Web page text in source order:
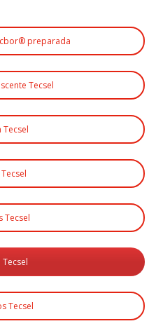
preparada
Tecsel
Tecsel
Tecsel
Tecsel